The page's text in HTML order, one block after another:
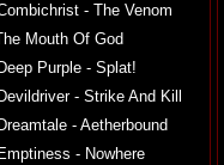
- The Venom
Mouth Of God
Deep Purple - Splat!
Devildriver - Strike And Kill
Dreamtale - Aetherbound
Emptiness - Nowhere